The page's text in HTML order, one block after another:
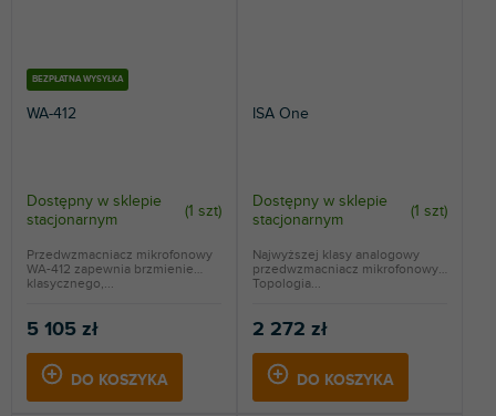
BEZPŁATNA WYSYŁKA
WA-412
Dostępny w sklepie
stacjonarnym
(1 szt)
5 105 zł
DO KOSZYKA
Przedwzmacniacz mikrofonowy
WA-412 zapewnia brzmienie
klasycznego,...
ISA One
Dostępny w sklepie
stacjonarnym
(1 szt)
2 272 zł
DO KOSZYKA
Najwyższej klasy analogowy
przedwzmacniacz mikrofonowy.
Topologia...